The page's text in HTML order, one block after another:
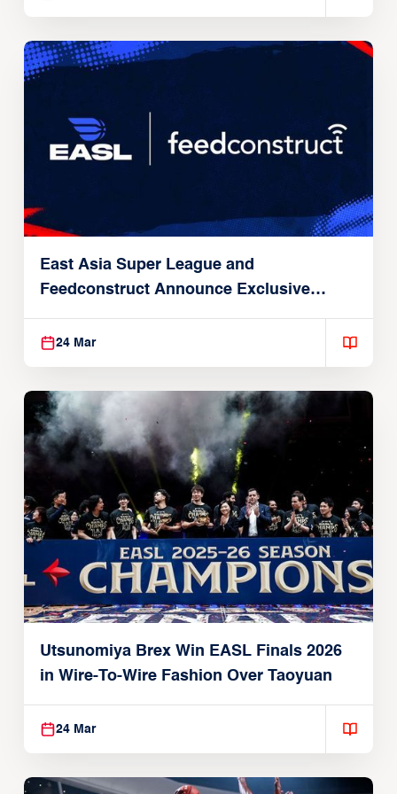
East Asia Super League and
Feedconstruct Announce Exclusive
Global Partnership
24 Mar
Utsunomiya Brex Win EASL Finals 2026
in Wire-To-Wire Fashion Over Taoyuan
24 Mar